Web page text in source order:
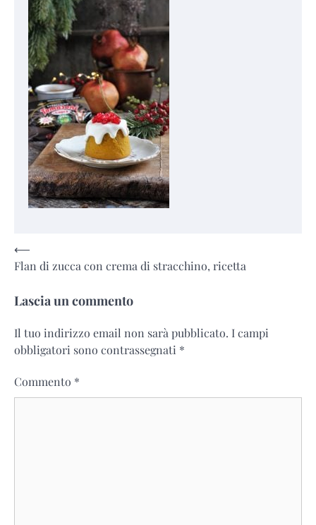
Navigazione
articoli
⟵
Flan di zucca con crema di stracchino, ricetta
Lascia un commento
Il tuo indirizzo email non sarà pubblicato. I campi
obbligatori sono contrassegnati *
Commento *